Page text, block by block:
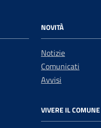
NOVITÀ
Notizie
Comunicati
Avvisi
VIVERE IL COMUNE